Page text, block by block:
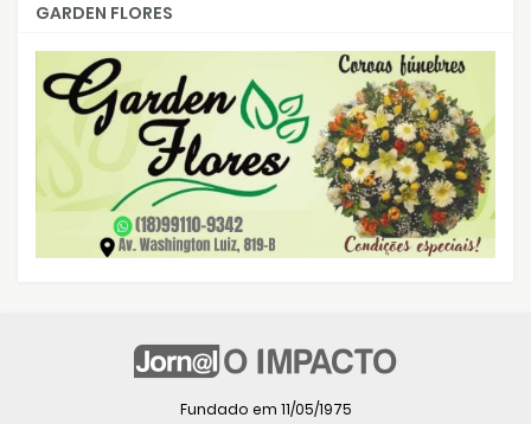
GARDEN FLORES
Fundado em 11/05/1975